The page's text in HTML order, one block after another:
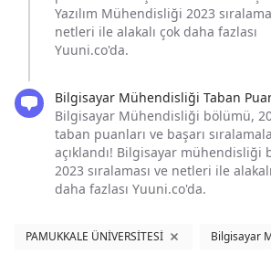
Yazılım Mühendisliği 2023
netleri ile alakalı çok daha fazlası
Yuuni.co'da.
Bilgisayar Mühendisliği Taban
Bilgisayar Mühendisliği bölümü,
taban puanları ve başarı
açıklandı! Bilgisayar mühendisliği
2023 sıralaması ve netleri ile
daha fazlası Yuuni.co'da.
PAMUKKALE ÜNİVERSİTESİ filtreyi kaldırBilgisayar